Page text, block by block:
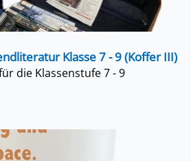
Klasse 7 - 9 (Koffer III)
die Klassenstufe 7 - 9